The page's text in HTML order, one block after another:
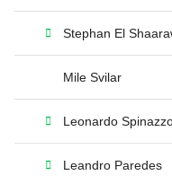
Stephan El
Mile Svilar
Leonardo
Leandro Paredes